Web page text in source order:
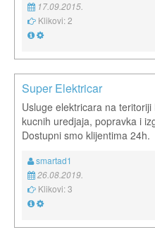
17.09.2015.
Klikovi: 2
Super Elektricar
Usluge elektricara na
kucnih uredjaja, popravka i
Dostupni smo klijentima 24h.
smartad1
26.08.2019.
Klikovi: 3